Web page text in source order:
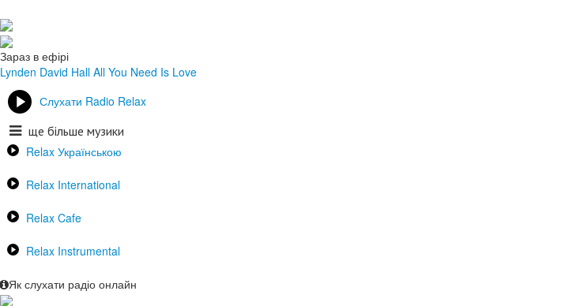
Зараз в ефірі
Lynden David Hall All You Need Is Love
Слухати Radio Relax
ще більше музики
Relax Українською
Relax International
Relax Cafe
Relax Instrumental
Як слухати радіо онлайн